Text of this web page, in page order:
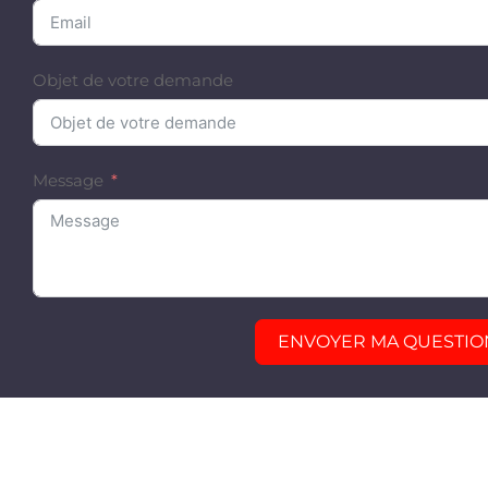
Objet de votre demande
Message
ENVOYER MA